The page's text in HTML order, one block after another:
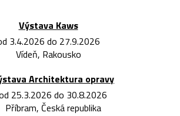
Výstava Kaws
3.4.2026 do 27.9.2026
Vídeň, Rakousko
Architektura opravy
25.3.2026 do 30.8.2026
Příbram, Česká republika